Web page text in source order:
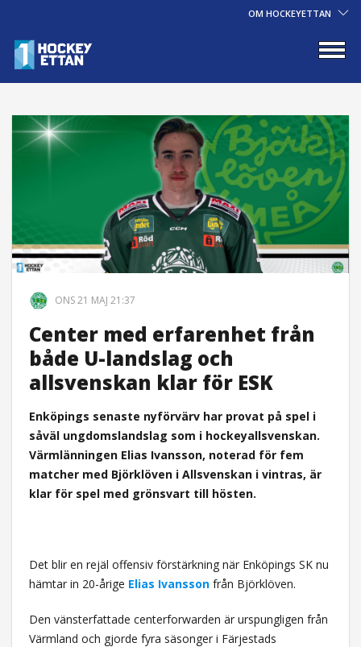
OM HOCKEYETTAN
ONS 21 MAJ 21:37
Center med erfarenhet från
både U-landslag och
allsvenskan klar för ESK
Enköpings senaste nyförvärv har provat på spel i
såväl ungdomslandslag som i hockeyallsvenskan.
Värmlänningen Elias Ivansson, noterad för fem
matcher med Björklöven i Allsvenskan i vintras, är
klar för spel med grönsvart till hösten.
Det blir en rejäl offensiv förstärkning när Enköpings SK nu
hämtar in 20-årige Elias Ivanssonfrån Björklöven.
Den vänsterfattade centerforwarden är urspungligen från
Värmland och gjorde fyra säsonger i Färjestads